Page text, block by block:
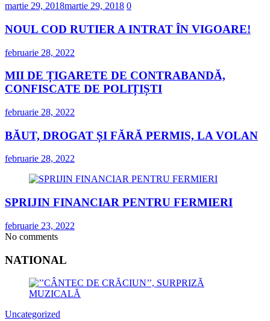
martie 29, 2018martie 29, 2018 0
NOUL COD RUTIER A INTRAT ÎN VIGOARE!
februarie 28, 2022
MII DE ȚIGARETE DE CONTRABANDĂ,
CONFISCATE DE POLIȚIȘTI
februarie 28, 2022
BĂUT, DROGAT ȘI FĂRĂ PERMIS, LA VOLAN
februarie 28, 2022
SPRIJIN FINANCIAR PENTRU FERMIERI
februarie 23, 2022
No comments
NATIONAL
Uncategorized